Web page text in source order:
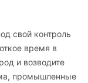
свой контроль
время в
и возводите
промышленные